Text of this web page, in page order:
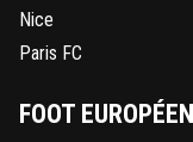
Nice
Paris FC
FOOT EUROPÉEN